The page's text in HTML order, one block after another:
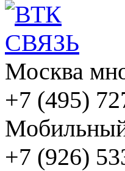
Москва
+7 (495)
+7 (926)